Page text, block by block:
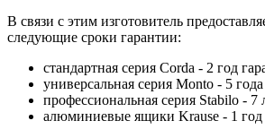
В связи с этим изготовитель
следующие сроки гарантии:
стандартная серия Corda - 2 год
универсальная серия Monto - 5
профессиональная серия Stabilo - 7
алюминиевые ящики Krause - 1